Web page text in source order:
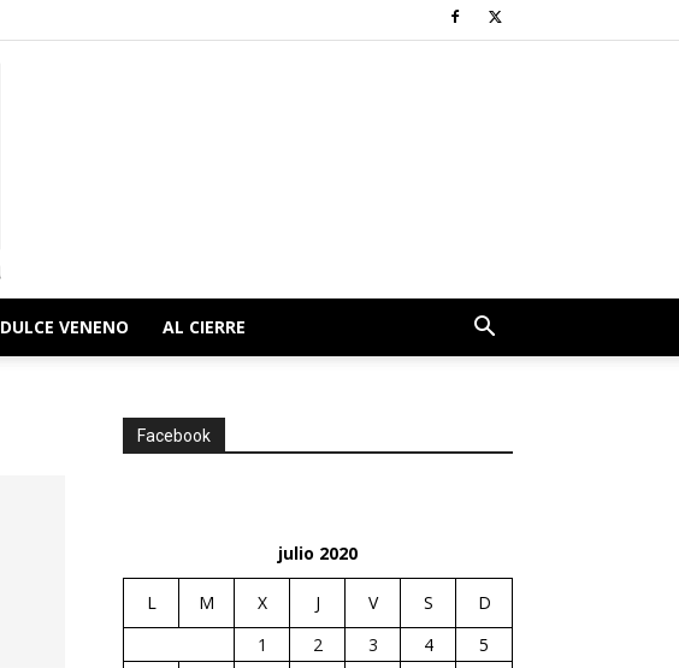
DULCE VENENO AL CIERRE
Facebook
julio 2020
L M X J V S
D
1
2 3 4
5